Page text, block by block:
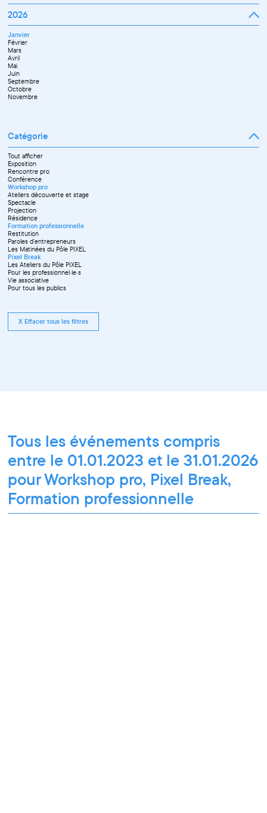
Mars
Avril
Juillet
Septembre
Novembre
Décembre
Janvier
Février
Mars
Avril
Mai
Juin
Juillet
Septembre
Octobre
Novembre
Décembre
2026
Janvier
Février
Mars
Avril
Mai
Juin
Septembre
Octobre
Novembre
Catégorie
Tout afficher
Exposition
Rencontre pro
Conférence
Workshop pro
Ateliers découverte et stage
Spectacle
Projection
Résidence
Formation professionnelle
Restitution
Paroles d'entrepreneurs
Les Matinées du Pôle PIXEL
Pixel Break
Les Ateliers du Pôle PIXEL
Pour les professionnel·le·s
Vie associative
Pour tous les publics
X Effacer tous les filtres
Tous les événements compris
entre le 01.01.2023 et le 31.01.2026
pour Workshop pro, Pixel Break,
Formation professionnelle